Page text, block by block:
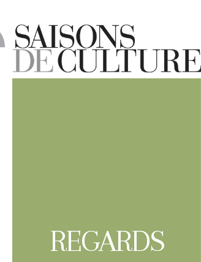
REGARDS